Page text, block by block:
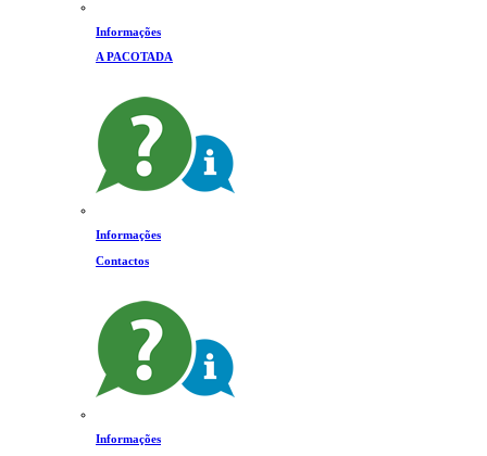
Informações
A PACOTADA
Informações
Contactos
Informações